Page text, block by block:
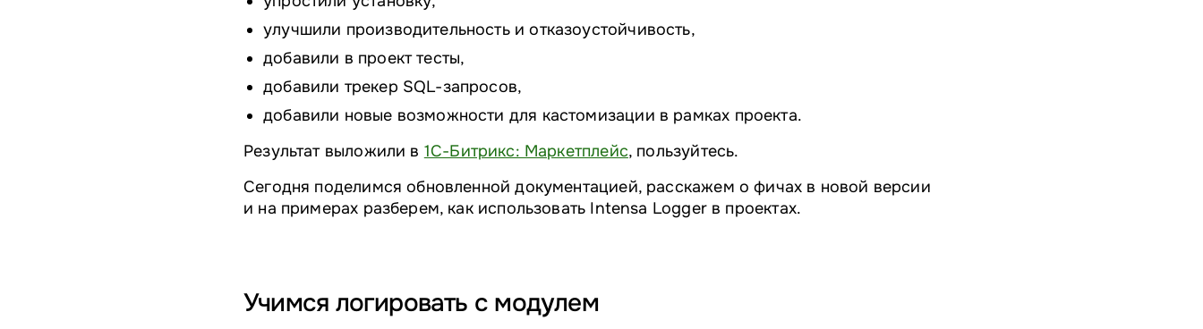
улучшили производительность и отказоустойчивость,
добавили в проект тесты,
добавили трекер SQL-запросов,
добавили новые возможности для кастомизации в рамках проекта.
Результат выложили в 1С-Битрикс: Маркетплейс, пользуйтесь.
Сегодня поделимся обновленной документацией, расскажем о фичах в новой версии
и на примерах разберем, как использовать Intensa Logger в проектах.
Учимся логировать с модулем